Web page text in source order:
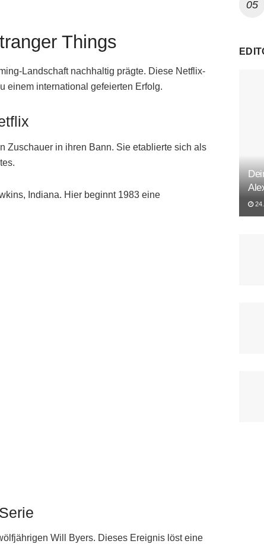
Things
Landschaft nachhaltig prägte. Diese Netflix-
einem international gefeierten Erfolg.
Zuschauer in ihren Bann. Sie etablierte sich als
Indiana. Hier beginnt 1983 eine
Will Byers. Dieses Ereignis löst eine
24.